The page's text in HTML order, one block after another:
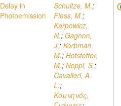
Delay in
Photoemission
Schultze, M.;
Fiess, M.;
Karpowicz,
N.; Gagnon,
J.; Korbman,
M.; Hofstetter,
M.; Neppl, S.;
Cavalieri, A.
L.;
Κομνηνός,